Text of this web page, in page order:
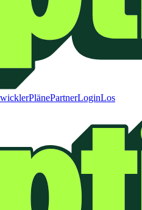
PlänePartnerLoginLos